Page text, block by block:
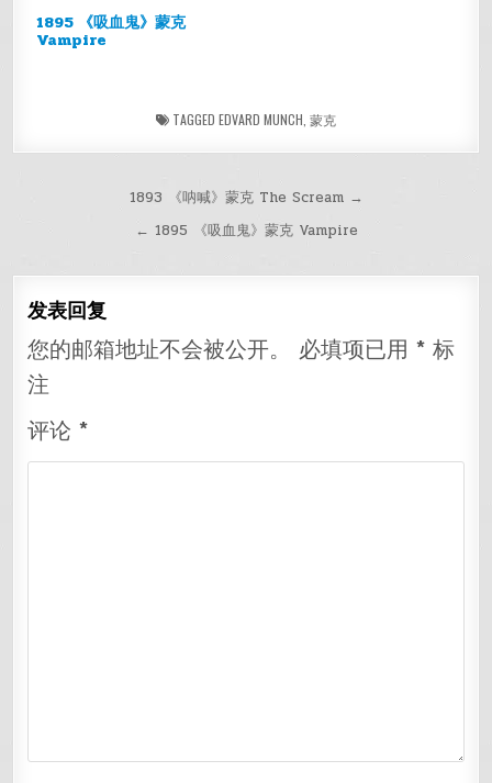
1895 《吸血鬼》蒙克
Vampire
TAGGED EDVARD MUNCH 蒙克
航
1893 《呐喊》蒙克 The Scream →
← 1895 《吸血鬼》蒙克 Vampire
发表回复
您的邮箱地址不会被公开。 必填项已用* 标
注
评论*